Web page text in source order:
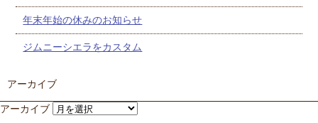
年末年始の休みのお知らせ
ジムニーシエラをカスタム
アーカイブ
アーカイブ